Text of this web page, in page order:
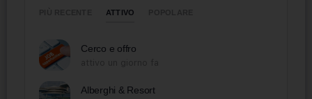
ATTIVO
Cerco e offro
Alberghi & Resort